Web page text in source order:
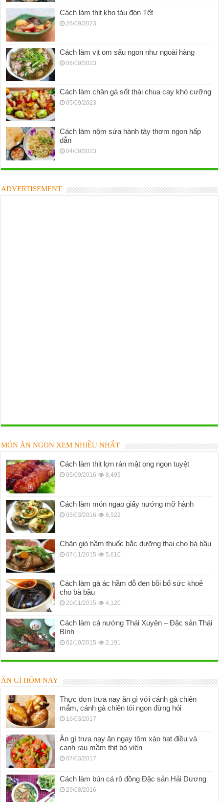
Cách làm thịt kho tàu đón Tết
26/09/2023
Cách làm vịt om sấu ngon như ngoài hàng
06/09/2023
Cách làm chân gà sốt thái chua cay khó cưỡng
05/09/2023
Cách làm nộm sứa hành tây thơm ngon hấp
dẫn
04/09/2023
ADVERTISEMENT
MÓN ĂN NGON XEM NHIỀU NHẤT
Cách làm thịt lợn rán mật ong ngon tuyệt
05/09/2016 8,499
Cách làm món ngao giấy nướng mỡ hành
03/03/2016 6,522
Chân giò hầm thuốc bắc dưỡng thai cho bà bầu
07/11/2015 5,610
Cách làm gà ác hầm đỗ đen bồi bổ sức khoẻ
cho bà bầu
20/01/2015 4,120
Cách làm cá nướng Thái Xuyên – Đặc sản Thái
Bình
02/10/2015 2,191
ĂN GÌ HÔM NAY
Thực đơn trưa nay ăn gì với cánh gà chiên
mắm, cánh gà chiên tỏi ngon đừng hỏi
16/03/2017
Ăn gì trưa nay ăn ngay tôm xào hạt điều và
canh rau mầm thịt bò viên
07/03/2017
Cách làm bún cá rô đồng Đặc sản Hải Dương
29/08/2016